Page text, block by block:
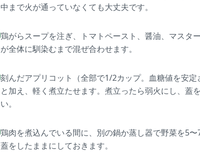
中まで火が通っていなくても大丈夫です。
鶏がらスープを注ぎ、トマトペースト、醤油、マスタ
が全体に馴染むまで混ぜ合わせます。
刻んだアプリコット（全部で1/2カップ。血糖値を安
と加え、軽く煮立たせます。煮立ったら弱火にし、蓋
い。
鶏肉を煮込んでいる間に、別の鍋か蒸し器で野菜を5
蓋をしたままにしておきます。